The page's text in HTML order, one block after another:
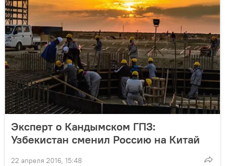
Эксперт о Кандымском ГПЗ:
Узбекистан сменил Россию на Китай
22 апреля 2016, 15:48